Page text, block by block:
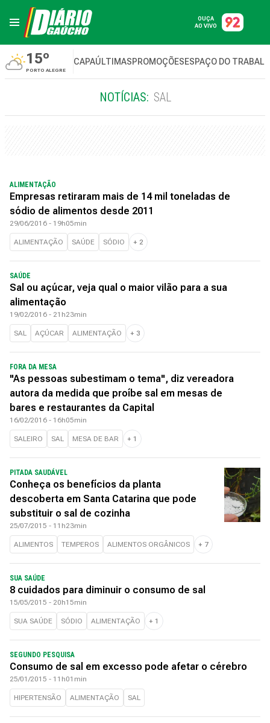
OUÇA
AO VIVO
15º
PORTO ALEGRE
CAPAÚLTIMASPROMOÇÕESESPAÇO DO
NOTÍCIAS: SAL
ALIMENTAÇÃO
Empresas retiraram mais de 14 mil toneladas de
sódio de alimentos desde 2011
29/06/2016 - 19h05min
ALIMENTAÇÃO SAÚDE SÓDIO + 2
SAÚDE
Sal ou açúcar, veja qual o maior vilão para a sua
alimentação
19/02/2016 - 21h23min
SAL AÇÚCAR ALIMENTAÇÃO + 3
FORA DA MESA
"As pessoas subestimam o tema", diz vereadora
autora da medida que proíbe sal em mesas de
bares e restaurantes da Capital
16/02/2016 - 16h05min
SALEIRO SAL MESA DE BAR + 1
PITADA SAUDÁVEL
Conheça os benefícios da planta
descoberta em Santa Catarina que pode
substituir o sal de cozinha
25/07/2015 - 11h23min
ALIMENTOS TEMPEROS ALIMENTOS ORGÂNICOS + 7
SUA SAÚDE
8 cuidados para diminuir o consumo de sal
15/05/2015 - 20h15min
SUA SAÚDE SÓDIO ALIMENTAÇÃO + 1
SEGUNDO PESQUISA
Consumo de sal em excesso pode afetar o cérebro
25/01/2015 - 11h01min
HIPERTENSÃO ALIMENTAÇÃO SAL